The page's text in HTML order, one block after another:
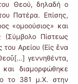
Θεού, δηλαδή ο
Πατέρα. Επίσης,
«ομοούσιος» και
(Σύμβολο Πίστεως
του Αρείου (Εἰς ἕνα
γεννηθέντα,
διαμορφώθηκε
το 381 μ.Χ. στην